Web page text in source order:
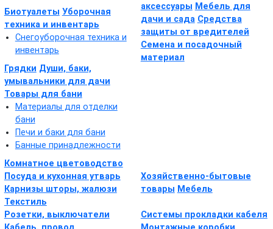
Биотуалеты Уборочная
техника и инвентарь
Снегоуборочная техника и
инвентарь
Грядки Души, баки,
умывальники для дачи
Товары для бани
Материалы для отделки
бани
Печи и баки для бани
Банные принадлежности
Комнатное цветоводство
аксессуары Мебель для
дачи и сада Средства
защиты от вредителей
Семена и посадочный
материал
Посуда и кухонная утварь
Карнизы шторы, жалюзи
Текстиль
Хозяйственно-бытовые
товары Мебель
Розетки, выключатели
Системы прокладки кабеля